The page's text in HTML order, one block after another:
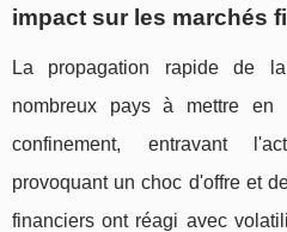
impact sur les marchés
La propagation rapide de
nombreux pays à mettre en
confinement, entravant
provoquant un choc d'offre et
financiers ont réagi avec